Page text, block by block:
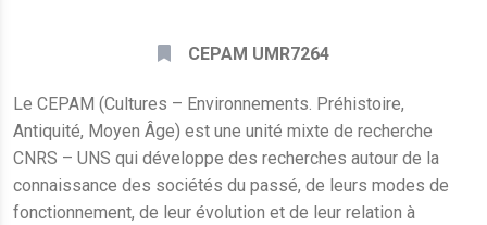
CEPAM UMR7264
Le CEPAM (Cultures – Environnements. Préhistoire,
Antiquité, Moyen Âge) est une unité mixte de recherche
CNRS – UNS qui développe des recherches autour de la
connaissance des sociétés du passé, de leurs modes de
fonctionnement, de leur évolution et de leur relation à